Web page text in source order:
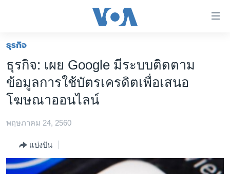
ต่อ
ไป
เนื้อหา
หลัก
ไป
ข้าม
หน้าหลัก
โลก
เอเชีย
ไทย
ธุรกิจ
วิทยาศาสตร์
ธุรกิจ
ธุรกิจ: เผย Google มีระบบติดตาม
ข้อมูลการใช้บัตรเครดิตเพื่อเสนอ
โฆษณาออนไลน์
พฤษภาคม 24, 2560
แบ่งปัน